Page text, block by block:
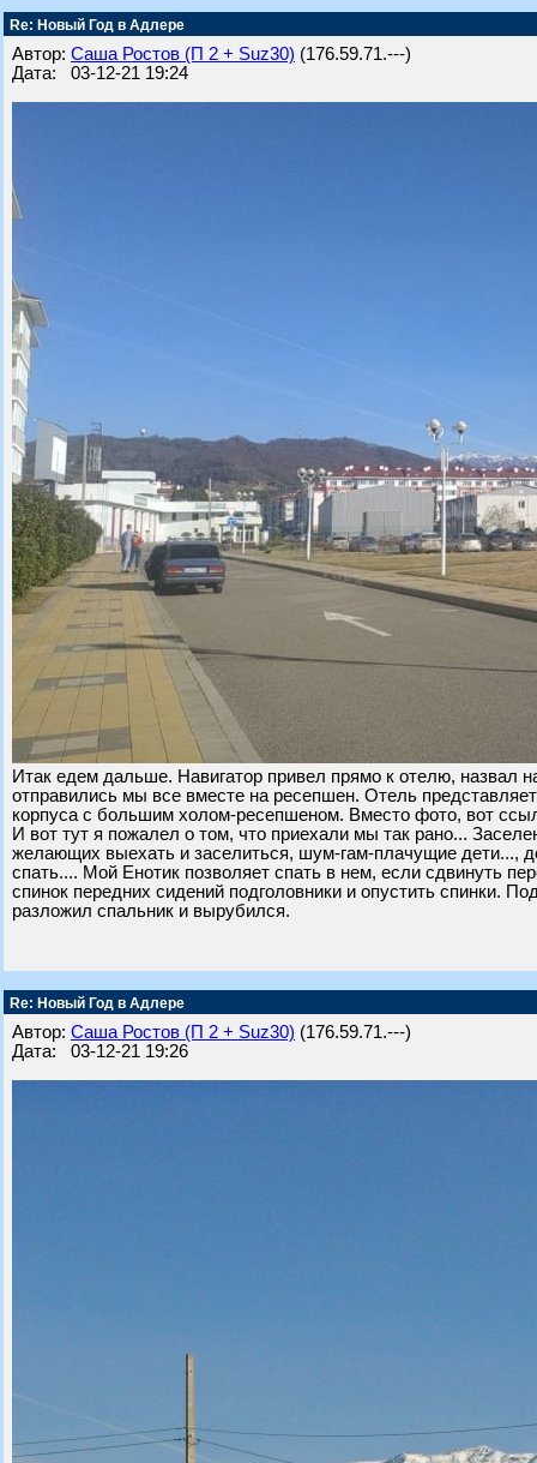
Re: Новый Год в Адлере
Автор: Саша Ростов (П 2 + Suz30) (176.59.71.---)
Дата: 03-12-21 19:24
Итак едем дальше. Навигатор привел прямо к отелю, назвал
отправились мы все вместе на ресепшен. Отель
корпуса с большим холом-ресепшеном. Вместо фото, вот
И вот тут я пожалел о том, что приехали мы так рано...
желающих выехать и заселиться, шум-гам-плачущие дети...,
спать.... Мой Енотик позволяет спать в нем, если сдвинуть
спинок передних сидений подголовники и опустить спинки.
разложил спальник и вырубился.
Re: Новый Год в Адлере
Автор: Саша Ростов (П 2 + Suz30) (176.59.71.---)
Дата: 03-12-21 19:26